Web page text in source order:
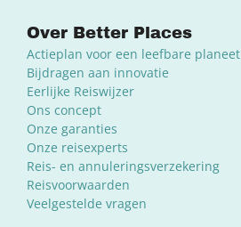
Over Better Places
Actieplan voor een leefbare planeet
Bijdragen aan innovatie
Eerlijke Reiswijzer
Ons concept
Onze garanties
Onze reisexperts
Reis- en annuleringsverzekering
Reisvoorwaarden
Veelgestelde vragen